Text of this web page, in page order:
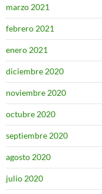
marzo 2021
febrero 2021
enero 2021
diciembre 2020
noviembre 2020
octubre 2020
septiembre 2020
agosto 2020
julio 2020